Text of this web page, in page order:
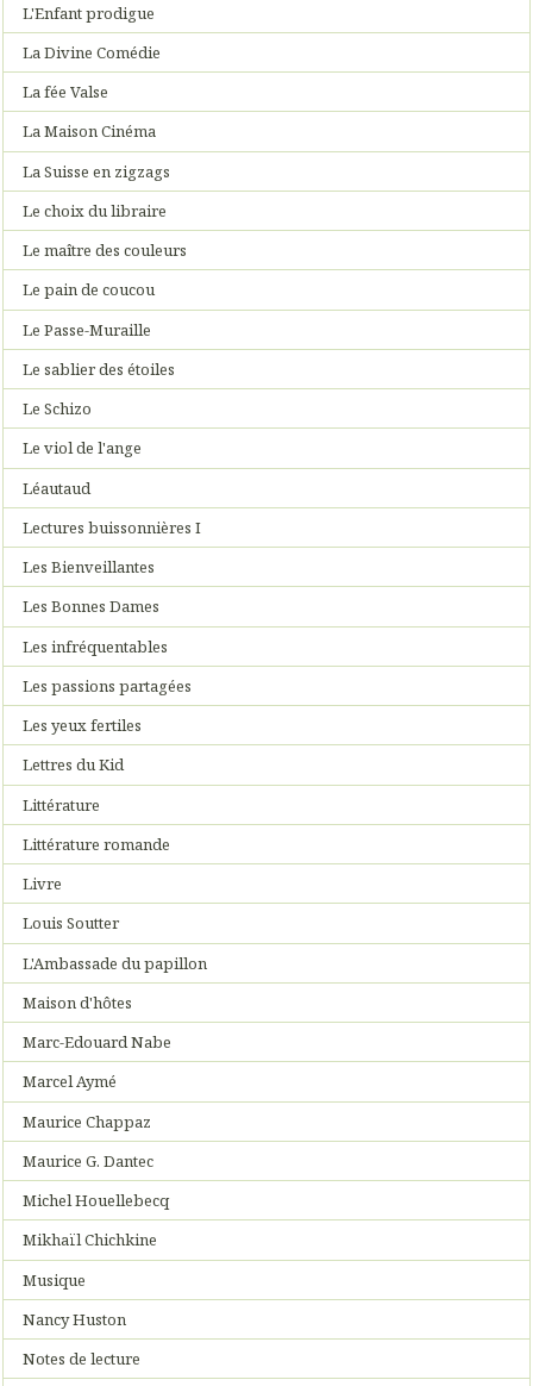
L'Enfant prodigue
La Divine Comédie
La fée Valse
La Maison Cinéma
La Suisse en zigzags
Le choix du libraire
Le maître des couleurs
Le pain de coucou
Le Passe-Muraille
Le sablier des étoiles
Le Schizo
Le viol de l'ange
Léautaud
Lectures buissonnières I
Les Bienveillantes
Les Bonnes Dames
Les infréquentables
Les passions partagées
Les yeux fertiles
Lettres du Kid
Littérature
Littérature romande
Livre
Louis Soutter
L'Ambassade du papillon
Maison d'hôtes
Marc-Edouard Nabe
Marcel Aymé
Maurice Chappaz
Maurice G. Dantec
Michel Houellebecq
Mikhaïl Chichkine
Musique
Nancy Huston
Notes de lecture